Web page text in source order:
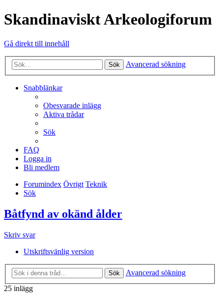
Skandinaviskt Arkeologiforum
Gå direkt till innehåll
Sök Avancerad sökning
Snabblänkar
Obesvarade inlägg
Aktiva trådar
Sök
FAQ
Logga in
Bli medlem
Forumindex Övrigt Teknik
Sök
Båtfynd av okänd ålder
Skriv svar
Utskriftsvänlig version
Sök
Avancerad sökning
25 inlägg